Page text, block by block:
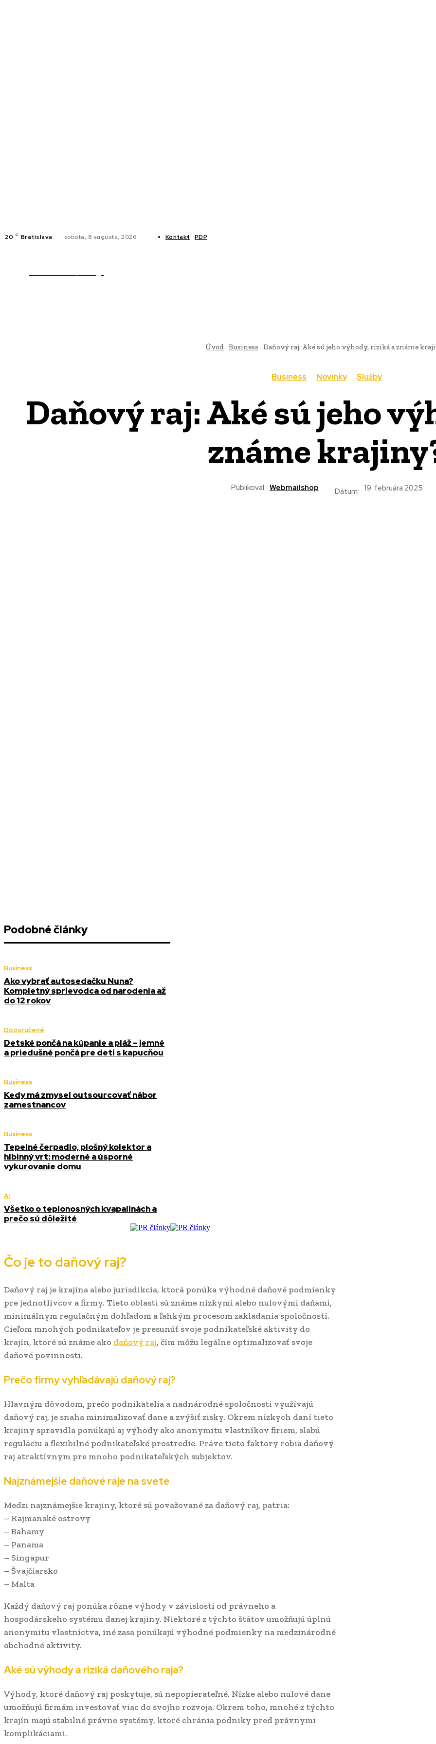
20 C Bratislava sobota, 8 augusta, 2026 Kontakt PDP
Úvod Business Daňový raj: Aké sú jeho výhody, riziká a známe
Business Novinky Služby
Daňový raj: Aké sú jeho
známe
Publikoval: Webmailshop Dátum: 19. februára 2025
Podobné články
Business
Ako vybrať autosedačku Nuna?
Kompletný sprievodca od narodenia až
do 12 rokov
Doporučené
Detské pončá na kúpanie a pláž – jemné
a priedušné pončá pre deti s kapucňou
Business
Kedy má zmysel outsourcovať nábor
zamestnancov
Business
Tepelné čerpadlo, plošný kolektor a
hlbinný vrt: moderné a úsporné
vykurovanie domu
AI
Všetko o teplonosných kvapalinách a
prečo sú dôležité
Čo je to daňový raj?
Daňový raj je krajina alebo jurisdikcia, ktorá ponúka výhodné daňové podmienky
pre jednotlivcov a firmy. Tieto oblasti sú známe nízkymi alebo nulovými daňami,
minimálnym regulačným dohľadom a ľahkým procesom zakladania spoločností.
Cieľom mnohých podnikateľov je presunúť svoje podnikateľské aktivity do
krajín, ktoré sú známe ako daňový raj, čím môžu legálne optimalizovať svoje
daňové povinnosti.
Prečo firmy vyhľadávajú daňový raj?
Hlavným dôvodom, prečo podnikatelia a nadnárodné spoločnosti využívajú
daňový raj, je snaha minimalizovať dane a zvýšiť zisky. Okrem nízkych daní tieto
krajiny spravidla ponúkajú aj výhody ako anonymitu vlastníkov firiem, slabú
reguláciu a flexibilné podnikateľské prostredie. Práve tieto faktory robia daňový
raj atraktívnym pre mnoho podnikateľských subjektov.
Najznámejšie daňové raje na svete
Medzi najznámejšie krajiny, ktoré sú považované za daňový raj, patria:
– Kajmanské ostrovy
– Bahamy
– Panama
– Singapur
– Švajčiarsko
– Malta
Každý daňový raj ponúka rôzne výhody v závislosti od právneho a
hospodárskeho systému danej krajiny. Niektoré z týchto štátov umožňujú úplnú
anonymitu vlastníctva, iné zasa ponúkajú výhodné podmienky na medzinárodné
obchodné aktivity.
Aké sú výhody a riziká daňového raja?
Výhody, ktoré daňový raj poskytuje, sú nepopierateľné. Nízke alebo nulové dane
umožňujú firmám investovať viac do svojho rozvoja. Okrem toho, mnohé z týchto
krajín majú stabilné právne systémy, ktoré chránia podniky pred právnymi
komplikáciami.